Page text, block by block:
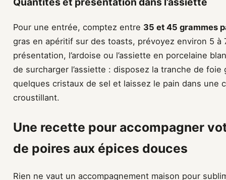
Pour une entrée, comptez entre 35 et 45 grammes
gras en apéritif sur des toasts, prévoyez environ 5 à
présentation, l’ardoise ou l’assiette en porcelaine
de surcharger l’assiette : disposez la tranche de
quelques cristaux de sel et laissez le pain dans une
croustillant.
Une recette pour accompagner
de poires aux épices douces
Rien ne vaut un accompagnement maison pour